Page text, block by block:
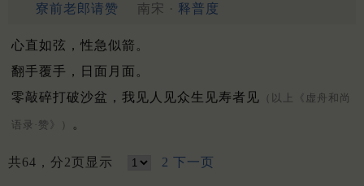
寮前老郎请赞 南宋 · 释普度
心直如弦，性急似箭。
翻手覆手，日面月面。
零敲碎打破沙盆，我见人见众生见寿者见 （以上《虚舟和尚
语录·赞》） 。
共64，分2页显示 2 下一页